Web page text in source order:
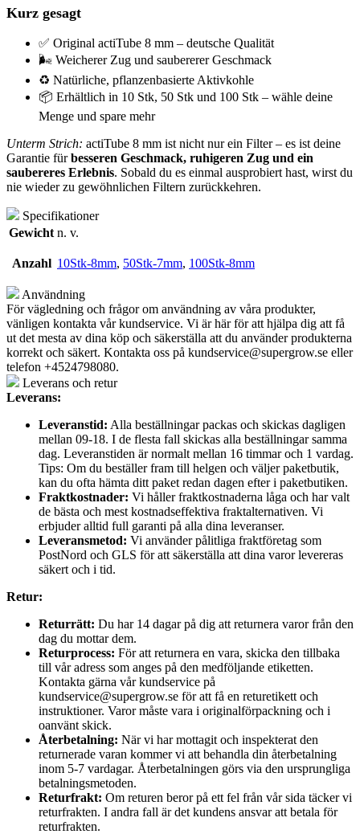
Kurz gesagt
✅ Original actiTube 8 mm – deutsche Qualität
🌬️ Weicherer Zug und saubererer Geschmack
♻️ Natürliche, pflanzenbasierte Aktivkohle
📦 Erhältlich in 10 Stk, 50 Stk und 100 Stk – wähle deine
Menge und spare mehr
Unterm Strich: actiTube 8 mm ist nicht nur ein Filter – es ist deine
Garantie fürbesseren Geschmack, ruhigeren Zug und ein
saubereres Erlebnis. Sobald du es einmal ausprobiert hast, wirst du
nie wieder zu gewöhnlichen Filtern zurückkehren.
Specifikationer
Gewicht n. v.
Anzahl 10Stk-8mm, 50Stk-7mm, 100Stk-8mm
Användning
För vägledning och frågor om användning av våra produkter,
vänligen kontakta vår kundservice. Vi är här för att hjälpa dig att få
ut det mesta av dina köp och säkerställa att du använder produkterna
korrekt och säkert. Kontakta oss på kundservice@supergrow.se eller
telefon +4524798080.
Leverans och retur
Leverans:
Leveranstid: Alla beställningar packas och skickas dagligen
mellan 09-18. I de flesta fall skickas alla beställningar samma
dag. Leveranstiden är normalt mellan 16 timmar och 1 vardag.
Tips: Om du beställer fram till helgen och väljer paketbutik,
kan du ofta hämta ditt paket redan dagen efter i paketbutiken.
Fraktkostnader: Vi håller fraktkostnaderna låga och har valt
de bästa och mest kostnadseffektiva fraktalternativen. Vi
erbjuder alltid full garanti på alla dina leveranser.
Leveransmetod: Vi använder pålitliga fraktföretag som
PostNord och GLS för att säkerställa att dina varor levereras
säkert och i tid.
Retur:
Returrätt: Du har 14 dagar på dig att returnera varor från den
dag du mottar dem.
Returprocess: För att returnera en vara, skicka den tillbaka
till vår adress som anges på den medföljande etiketten.
Kontakta gärna vår kundservice på
kundservice@supergrow.se för att få en returetikett och
instruktioner. Varor måste vara i originalförpackning och i
oanvänt skick.
Återbetalning: När vi har mottagit och inspekterat den
returnerade varan kommer vi att behandla din återbetalning
inom 5-7 vardagar. Återbetalningen görs via den ursprungliga
betalningsmetoden.
Returfrakt: Om returen beror på ett fel från vår sida täcker vi
returfrakten. I andra fall är det kundens ansvar att betala för
returfrakten.